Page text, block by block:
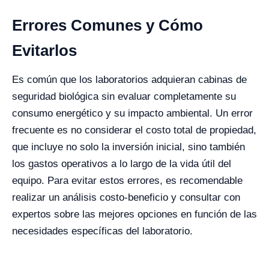
Errores Comunes y Cómo
Evitarlos
Es común que los laboratorios adquieran cabinas de
seguridad biológica sin evaluar completamente su
consumo energético y su impacto ambiental. Un error
frecuente es no considerar el costo total de propiedad,
que incluye no solo la inversión inicial, sino también
los gastos operativos a lo largo de la vida útil del
equipo. Para evitar estos errores, es recomendable
realizar un análisis costo-beneficio y consultar con
expertos sobre las mejores opciones en función de las
necesidades específicas del laboratorio.